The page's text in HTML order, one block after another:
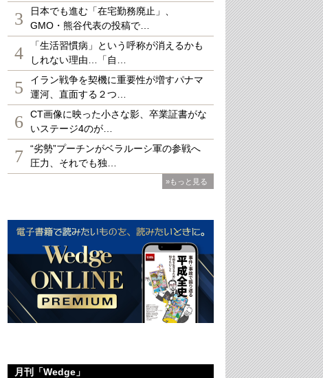
3
日本でも進む「在宅勤務廃止」、
GMO・熊谷代表の投稿で…
4
「生活習慣病」という呼称が消えるかも
しれない理由…「自…
5
イラン戦争を契機に重要性が増すパナマ
運河、直面する２つ…
6
CT画像に映った小さな影、卒業証書がな
いステージ4のが…
7
“劣勢”プーチンがベラルーシ軍の参戦へ
圧力、それでも独…
»もっと見る
月刊「Wedge」